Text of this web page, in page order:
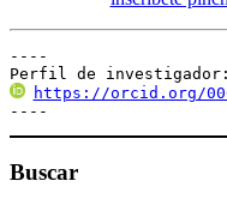
----
Perfil de investigador:
https://orcid.org/
----
Buscar